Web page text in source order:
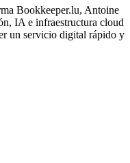
Bookkeeper.lu, Antoine
IA e infraestructura cloud
un servicio digital rápido y